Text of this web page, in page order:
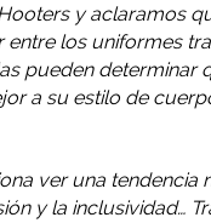
y aclaramos
entre los uniformes
pueden determinar
a su estilo de
ver una tendencia
y la inclusividad…